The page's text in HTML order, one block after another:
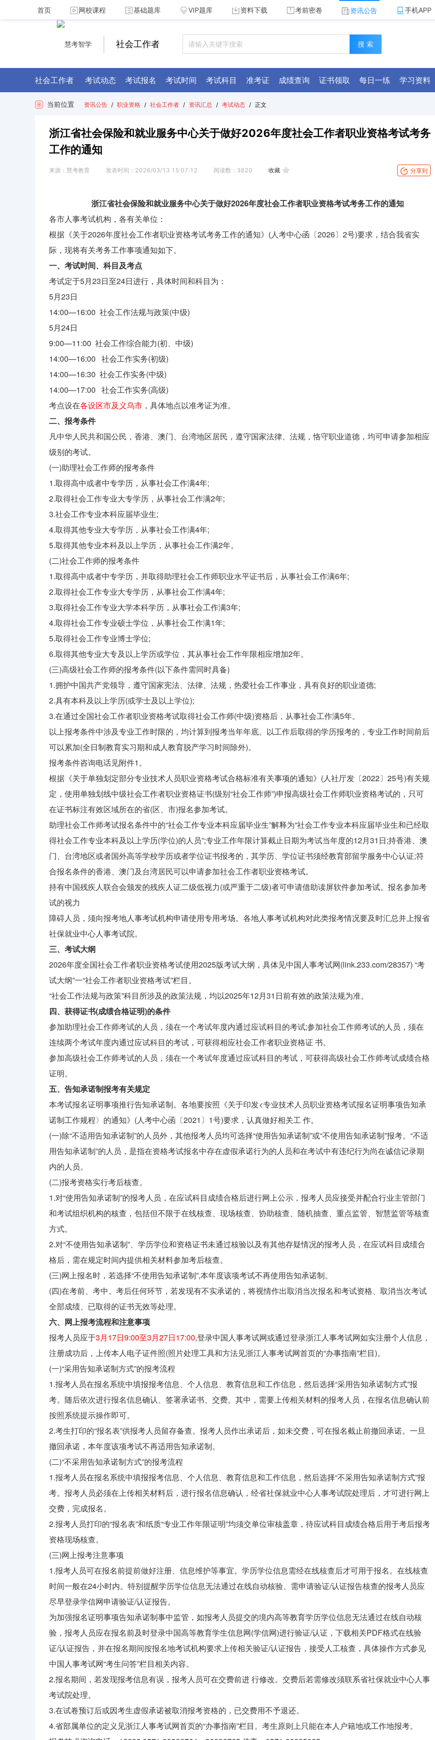
首页 网校课程 基础题库 VIP题库 资料下载 考前密卷 资讯公告 手机APP
社会工作者 搜 索
社会工作者 考试动态 考试报名 考试时间 考试科目 准考证 成绩查询 证书领取 每日一练 学习资料
当前位置 资讯公告 / 职业资格 / 社会工作者 / 资讯汇总 / 考试动态 / 正文
浙江省社会保险和就业服务中心关于做好2026年度社会工作者职业资格考试考务
工作的通知
来源： 慧考教育 发表时间： 2026/03/13 15:07:12 阅读数： 3820 收藏 分享到
浙江省社会保险和就业服务中心关于做好2026年度社会工作者职业资格考试考务工作的通知
各市人事考试机构，各有关单位：
根据《关于2026年度社会工作者职业资格考试考务工作的通知》(人考中心函〔2026〕2号)要求，结合我省实
际，现将有关考务工作事项通知如下。
一、考试时间、科目及考点
考试定于5月23日至24日进行，具体时间和科目为：
5月23日
14:00—16:00 社会工作法规与政策(中级)
5月24日
9:00—11:00 社会工作综合能力(初、中级)
14:00—16:00 社会工作实务(初级)
14:00—16:30 社会工作实务(中级)
14:00—17:00 社会工作实务(高级)
考点设在各设区市及义乌市 ，具体地点以准考证为准。
二、报考条件
凡中华人民共和国公民，香港、澳门、台湾地区居民，遵守国家法律、法规，恪守职业道德，均可申请参加相应
级别的考试。
(一)助理社会工作师的报考条件
1.取得高中或者中专学历，从事社会工作满4年;
2.取得社会工作专业大专学历，从事社会工作满2年;
3.社会工作专业本科应届毕业生;
4.取得其他专业大专学历，从事社会工作满4年;
5.取得其他专业本科及以上学历，从事社会工作满2年。
(二)社会工作师的报考条件
1.取得高中或者中专学历，并取得助理社会工作师职业水平证书后，从事社会工作满6年;
2.取得社会工作专业大专学历，从事社会工作满4年;
3.取得社会工作专业大学本科学历，从事社会工作满3年;
4.取得社会工作专业硕士学位，从事社会工作满1年;
5.取得社会工作专业博士学位;
6.取得其他专业大专及以上学历或学位，其从事社会工作年限相应增加2年。
(三)高级社会工作师的报考条件(以下条件需同时具备)
1.拥护中国共产党领导，遵守国家宪法、法律、法规，热爱社会工作事业，具有良好的职业道德;
2.具有本科及以上学历(或学士及以上学位);
3.在通过全国社会工作者职业资格考试取得社会工作师(中级)资格后，从事社会工作满5年。
以上报考条件中涉及专业工作时限的，均计算到报考当年年底。以工作后取得的学历报考的，专业工作时间前后
可以累加(全日制教育实习期和成人教育脱产学习时间除外)。
报考条件咨询电话见附件1。
根据《关于单独划定部分专业技术人员职业资格考试合格标准有关事项的通知》(人社厅发〔2022〕25号)有关规
定，使用单独划线中级社会工作者职业资格证书(级别“社会工作师”)申报高级社会工作师职业资格考试的，只可
在证书标注有效区域所在的省(区、市)报名参加考试。
助理社会工作师考试报名条件中的“社会工作专业本科应届毕业生”解释为“社会工作专业本科应届毕业生和已经取
得社会工作专业本科及以上学历(学位)的人员”;专业工作年限计算截止日期为考试当年度的12月31日;持香港、澳
门、台湾地区或者国外高等学校学历或者学位证书报考的，其学历、学位证书须经教育部留学服务中心认证;符
合报名条件的香港、澳门及台湾居民可以申请参加社会工作者职业资格考试。
持有中国残疾人联合会颁发的残疾人证二级低视力(或严重于二级)者可申请借助读屏软件参加考试。报名参加考
试的视力
障碍人员，须向报考地人事考试机构申请使用专用考场。各地人事考试机构对此类报考情况要及时汇总并上报省
社保就业中心人事考试院。
三、考试大纲
2026年度全国社会工作者职业资格考试使用2025版考试大纲，具体见中国人事考试网(link.233.com/28357) “考
试大纲”一“社会工作者职业资格考试”栏目。
“社会工作法规与政策”科目所涉及的政策法规，均以2025年12月31日前有效的政策法规为准。
四、获得证书(成绩合格证明)的条件
参加助理社会工作师考试的人员，须在一个考试年度内通过应试科目的考试;参加社会工作师考试的人员，须在
连续两个考试年度内通过应试科目的考试，可获得相应社会工作者职业资格证 书。
参加高级社会工作师考试的人员，须在一个考试年度通过应试科目的考试，可获得高级社会工作师考试成绩合格
证明。
五、告知承诺制报考有关规定
本考试报名证明事项推行告知承诺制。各地要按照《关于印发<专业技术人员职业资格考试报名证明事项告知承
诺制工作规程〉的通知》(人考中心函〔2021〕1号)要求，认真做好相关工 作。
(一)除“不适用告知承诺制”的人员外，其他报考人员均可选择“使用告知承诺制”或“不使用告知承诺制”报考。“不适
用告知承诺制”的人员，是指在资格考试报名中存在虚假承诺行为的人员和在考试中有违纪行为尚在诚信记录期
内的人员。
(二)报考资格实行考后核查。
1.对“使用告知承诺制”的报考人员，在应试科目成绩合格后进行网上公示，报考人员应接受并配合行业主管部门
和考试组织机构的核查，包括但不限于在线核查、现场核查、协助核查、随机抽查、重点监管、智慧监管等核查
方式。
2.对“不使用告知承诺制”、学历学位和资格证书未通过核验以及有其他存疑情况的报考人员，在应试科目成绩合
格后，需在规定时间内提供相关材料参加考后核查。
(三)网上报名时，若选择“不使用告知承诺制”,本年度该项考试不再使用告知承诺制。
(四)在考前、考中、考后任何环节，若发现有不实承诺的，将视情作出取消当次报名和考试资格、取消当次考试
全部成绩、已取得的证书无效等处理。
六、网上报考流程和注意事项
报考人员应于3月17日9:00至3月27日17:00,登录中国人事考试网或通过登录浙江人事考试网如实注册个人信息，
注册成功后，上传本人电子证件照(照片处理工具和方法见浙江人事考试网首页的“办事指南”栏目)。
(一)“采用告知承诺制方式”的报考流程
1.报考人员在报名系统中填报报考信息、个人信息、教育信息和工作信息，然后选择“采用告知承诺制方式”报
考。随后依次进行报名信息确认、签署承诺书、交费。其中，需要上传相关材料的报考人员，在报名信息确认前
按照系统提示操作即可。
2.考生打印的“报名表”供报考人员留存备查。报考人员作出承诺后，如未交费，可在报名截止前撤回承诺。一旦
撤回承诺，本年度该项考试不再适用告知承诺制。
(二)“不采用告知承诺制方式”的报考流程
1.报考人员在报名系统中填报报考信息、个人信息、教育信息和工作信息，然后选择“不采用告知承诺制方式”报
考。报考人员必须在上传相关材料后，进行报名信息确认，经省社保就业中心人事考试院处理后，才可进行网上
交费，完成报名。
2.报考人员打印的“报名表”和纸质“专业工作年限证明”均须交单位审核盖章，待应试科目成绩合格后用于考后报考
资格现场核查。
(三)网上报考注意事项
1.报考人员可在报名前提前做好注册、信息维护等事宜。学历学位信息需经在线核查后才可用于报名。在线核查
时间一般在24小时内。特别提醒学历学位信息无法通过在线自动核验、需申请验证/认证报告核查的报考人员应
尽早登录学信网申请验证/认证报告。
为加强报名证明事项告知承诺制事中监管，如报考人员提交的境内高等教育学历学位信息无法通过在线自动核
验，报考人员应在报名前及时登录中国高等教育学生信息网(学信网)进行验证/认证，下载相关PDF格式在线验
证/认证报告，并在报名期间按报名地考试机构要求上传相关验证/认证报告，接受人工核查，具体操作方式参见
中国人事考试网“考生问答”栏目相关内容。
2.报名期间，若发现报考信息有误，报考人员可在交费前进 行修改。交费后若需修改须联系省社保就业中心人事
考试院处理。
3.在试卷预订后或因考生虚假承诺被取消报考资格的，已交费用不予退还。
4.省部属单位的定义见浙江人事考试网首页的“办事指南”栏目。考生原则上只能在本人户籍地或工作地报考。